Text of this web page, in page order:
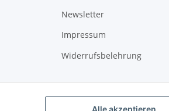
Newsletter
Impressum
Widerrufsbelehrung